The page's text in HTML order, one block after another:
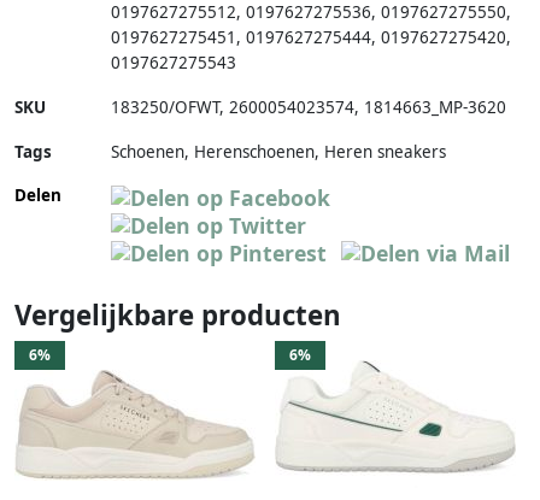
0197627275512, 0197627275536, 0197627275550,
0197627275451 , 0197627275444, 0197627275420,
0197627275543
SKU 183250/OFWT, 2600054023574, 1814663_MP-3620
Tags
Schoenen, Herenschoenen, Heren sneakers
Delen
Vergelijkbare producten
6% 6%